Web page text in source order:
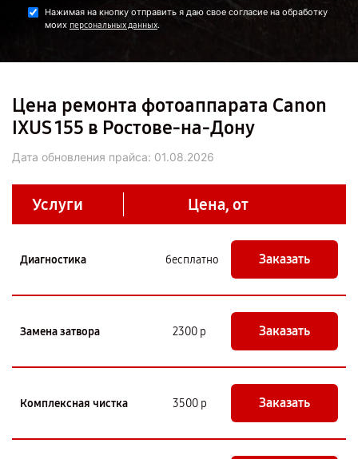
Нажимая на кнопку отправить я даю свое согласие на обработку
моих персональных данных.
Цена ремонта фотоаппарата Canon
IXUS 155 в Ростове-на-Дону
Дата обновления прайса: 01.08.2026
Услуги Цена, от
Диагностика бесплатно Заказать
Замена затвора 2300 р Заказать
Комплексная чистка 3500 р Заказать